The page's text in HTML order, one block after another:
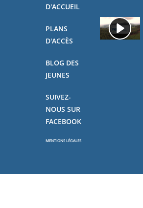
D'ACCUEIL
PLANS
D'ACCÈS
BLOG DES
JEUNES
SUIVEZ-
NOUS SUR
FACEBOOK
MENTIONS LÉGALES